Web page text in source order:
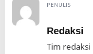
PENULIS
Redaksi
Tim redaksi